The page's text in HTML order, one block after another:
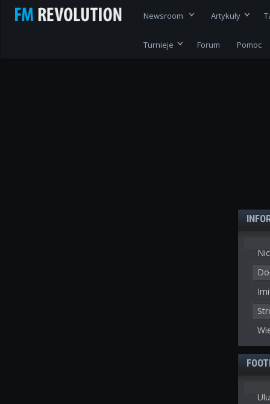
Newsroom Artykuły
Turnieje Forum Pomoc